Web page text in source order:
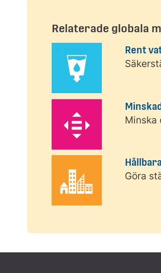
Relaterade globala
Rent
Minska
Göra